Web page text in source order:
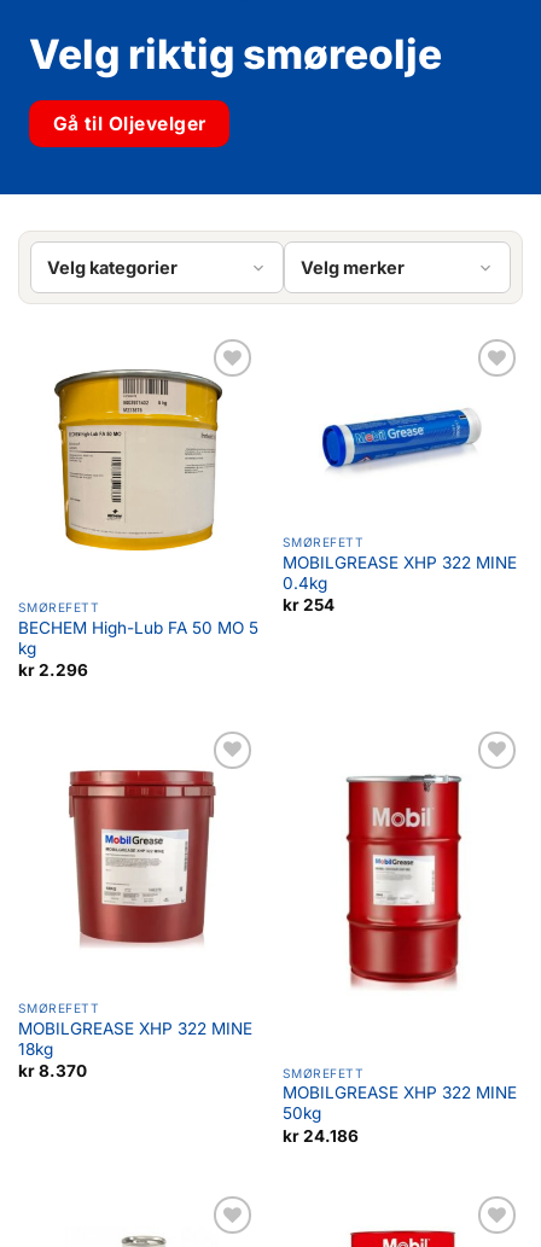
Velg riktig smøreolje
Gå til Oljevelger
Velg kategorier Velg merker
Legg til
favoritter
SMØREFETT
BECHEM High-Lub FA 50 MO 5
kg
kr2.296
favoritter
SMØREFETT
MOBILGREASE XHP 322 MINE
0.4kg
kr254
Legg til
favoritter
SMØREFETT
MOBILGREASE XHP 322 MINE
18kg
kr8.370
Legg til
SMØREFETT
MOBILGREASE XHP 322 MINE
50kg
kr24.186